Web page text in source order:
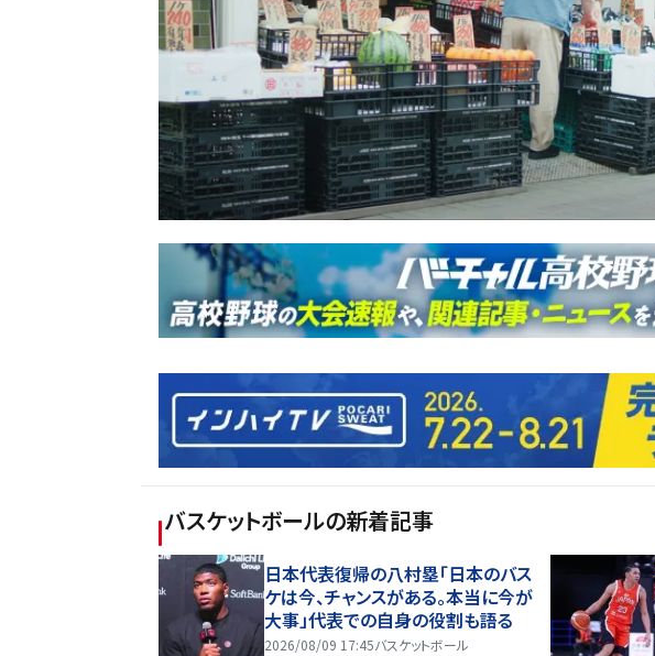
バスケットボールの新着記事
日本代表復帰の八村塁「日本のバス
ケは今、チャンスがある。本当に今が
大事」代表での自身の役割も語る
2026/08/09 17:45バスケットボール